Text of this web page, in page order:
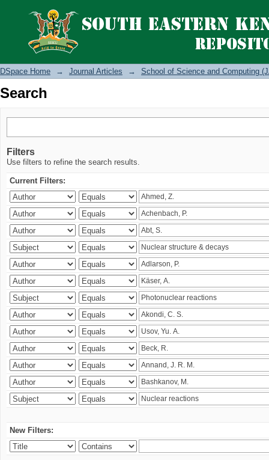
Search
DSpace Home → Journal Articles → School of Science and Computing
Search
Filters
Use filters to refine the search results.
Current Filters:
New Filters: